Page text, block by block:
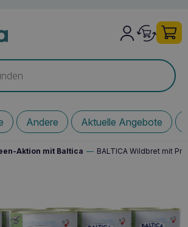
Andere Aktuelle Angebote
Aktion mit Baltica — BALTICA Wildbret mit